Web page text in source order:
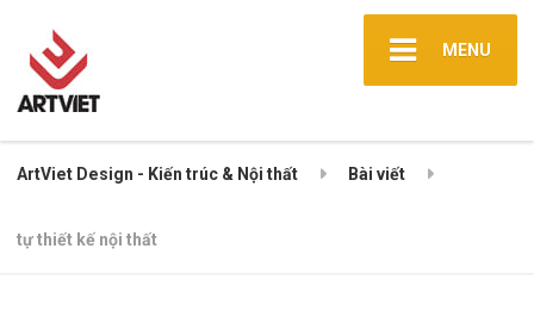
MENU
ArtViet Design - Kiến trúc & Nội thất Bài viết
tự thiết kế nội thất